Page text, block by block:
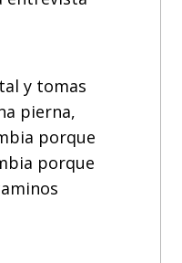
y tomas
pierna,
porque
porque